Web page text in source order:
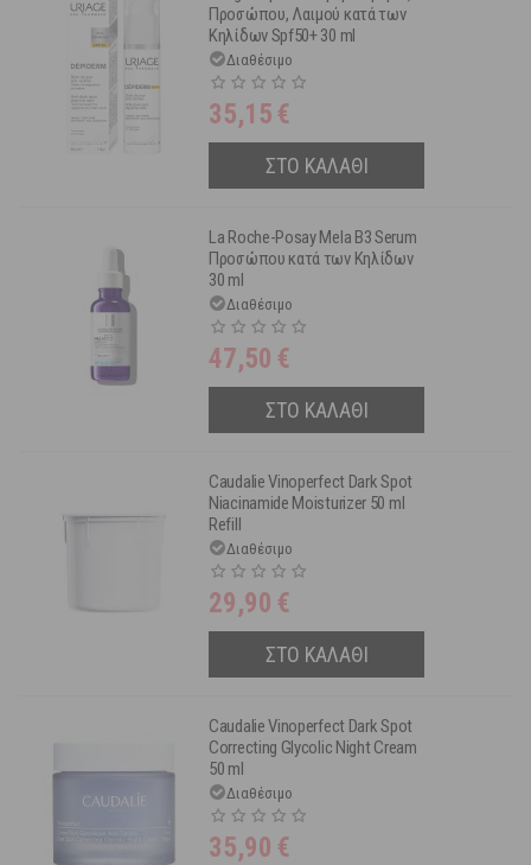
Προσώπου, Λαιμού κατά των
Κηλίδων Spf50+ 30 ml
Διαθέσιμο
35,15 €
ΣΤΟ ΚΑΛΑΘΙ
La Roche-Posay Mela B3 Serum
Προσώπου κατά των Κηλίδων
30 ml
Διαθέσιμο
47,50 €
ΣΤΟ ΚΑΛΑΘΙ
Caudalie Vinoperfect Dark Spot
Niacinamide Moisturizer 50 ml
Refill
Διαθέσιμο
29,90 €
ΣΤΟ ΚΑΛΑΘΙ
Caudalie Vinoperfect Dark Spot
Correcting Glycolic Night Cream
50 ml
Διαθέσιμο
35,90 €